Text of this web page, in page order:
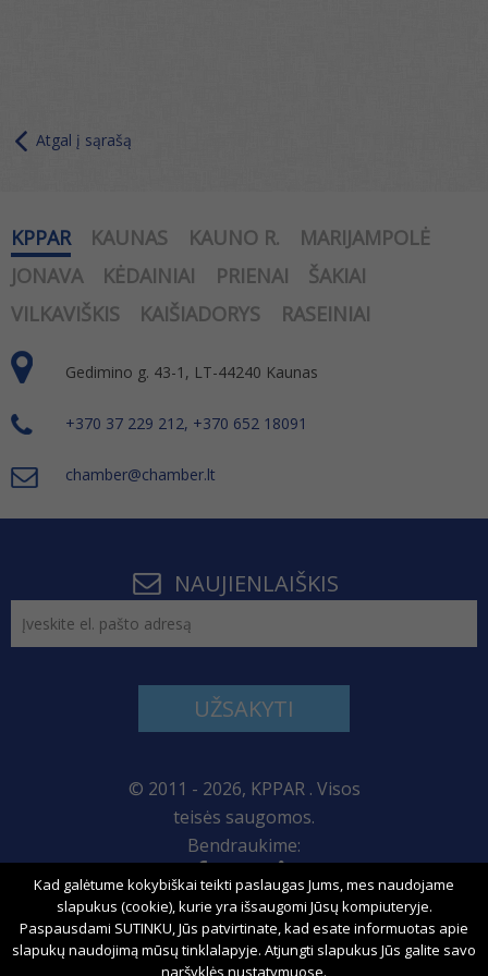
Atgal į sąrašą
KPPAR KAUNAS KAUNO R.
MARIJAMPOLĖ
JONAVA
KĖDAINIAI PRIENAI
ŠAKIAI
VILKAVIŠKIS
KAIŠIADORYS RASEINIAI
Gedimino g. 43-1, LT-44240 Kaunas
+370 37 229 212, +370 652 18091
chamber@chamber.lt
NAUJIENLAIŠKIS
UŽSAKYTI
© 2011 - 2026, KPPAR . Visos
teisės saugomos.
Bendraukime:
Svetainės žemėlapis
Kad galėtume kokybiškai teikti paslaugas Jums, mes naudojame
slapukus (cookie), kurie yra išsaugomi Jūsų kompiuteryje.
Paspausdami SUTINKU, Jūs patvirtinate, kad esate informuotas apie
slapukų naudojimą mūsų tinklalapyje. Atjungti slapukus Jūs galite savo
naršyklės nustatymuose.